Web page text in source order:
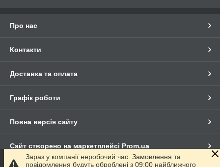
Про нас
Контакти
Доставка та оплата
Графік роботи
Повна версія сайту
Сайт створено на маркетплейсі Prom.ua
Зараз у компанії неробочий час. Замовлення та
повідомлення будуть оброблені з 09:00 найближчого